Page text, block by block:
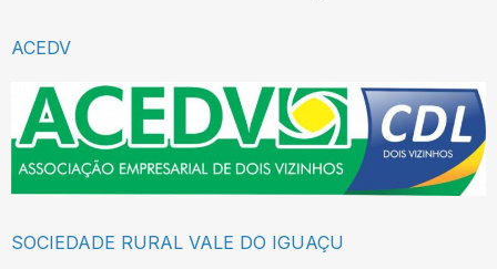
ACEDV
SOCIEDADE RURAL VALE DO IGUAÇU